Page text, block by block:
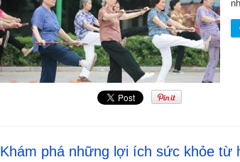
Khám phá những lợi ích sức khỏe từ